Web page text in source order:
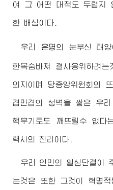
여 그 어떤 대적도 두렵지
한 배심이다.
우리 운명의 눈부신 태
한목숨바쳐 결사옹위하려
의지이며 당중앙위원회의
겹만겹의 성벽을 쌓은 우
핵무기로도 깨뜨릴수 없다
력사의 진리이다.
우리 인민의 일심단결이
는것은 또한 그것이 혁명